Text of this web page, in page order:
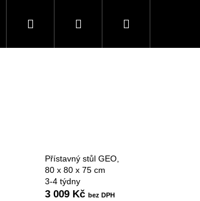
Doplňky a vybavení
Hledat PřihlášeníNákupní
Přístavný stůl GEO,
80 x 80 x 75 cm
3-4 týdny
3 009 Kč